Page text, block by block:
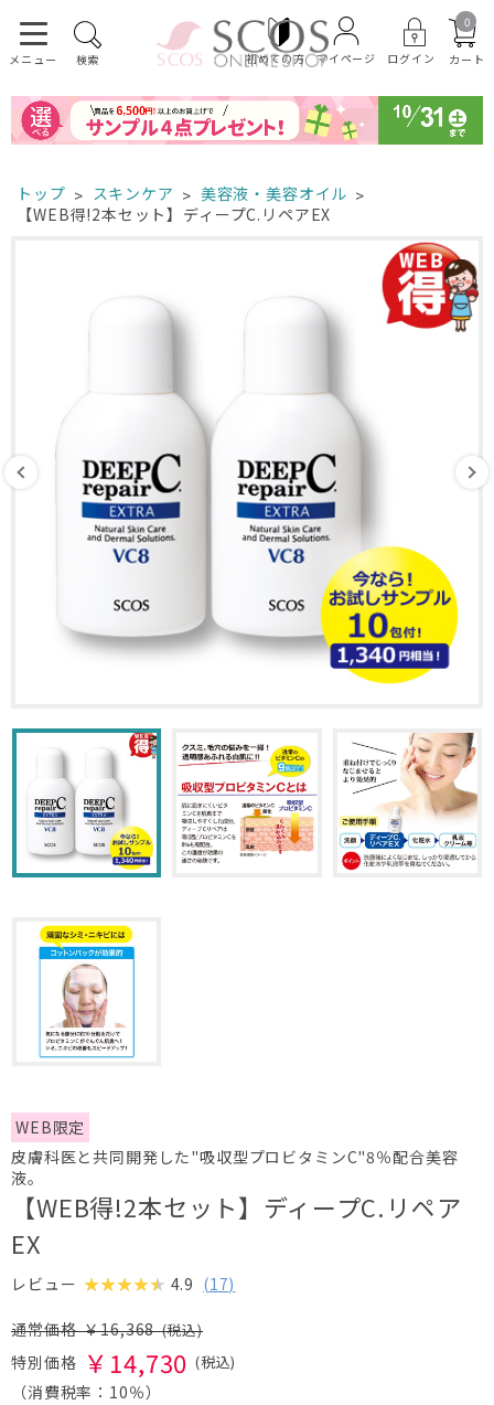
メニュー 検索 初めての方 マイページ ログイン
0
カート
トップ スキンケア
美容液・美容オイル
【WEB得!2本セット】ディープC.リペアEX
WEB限定
皮膚科医と共同開発した"吸収型プロビタミンC"8％配合美容
液。
【WEB得!2本セット】ディープC.リペア
EX
レビュー 4.9 (17)
￥16,368
￥ 14,730
（消費税率： 10％）